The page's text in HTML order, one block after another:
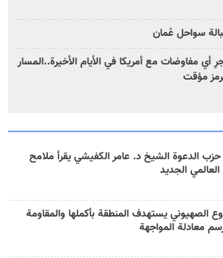
سواحل عُمان
أي مفاوضات مع أمريكا في الأيام الأخيرة..المسار
مؤقت
الدعوة الشيخ د. عامر الكفيشي يقرأ ملامح
العالمي الجديد
الصهيوني يستهدف المنطقة بأكملها والمقاومة
معادلة المواجهة